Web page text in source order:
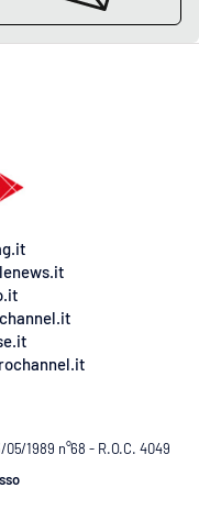
1989 n°68 - R.O.C. 4049